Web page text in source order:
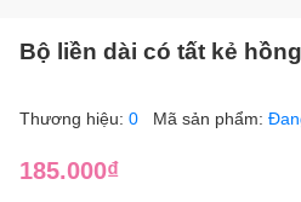
Bộ liền dài có tất kẻ
Thương hiệu: 0 Mã sản phẩm:
185.000₫